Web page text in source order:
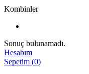
Kombinler
Sonuç bulunamadı.
Hesabım
Sepetim (0)